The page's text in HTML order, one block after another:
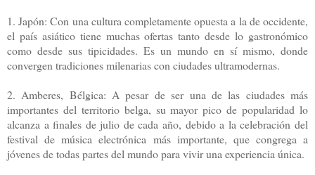
1. Japón: Con una cultura completamente opuesta a la de occidente,
el país asiático tiene muchas ofertas tanto desde lo gastronómico
como desde sus tipicidades. Es un mundo en sí mismo, donde
convergen tradiciones milenarias con ciudades ultramodernas.
2. Amberes, Bélgica: A pesar de ser una de las ciudades más
importantes del territorio belga, su mayor pico de popularidad lo
alcanza a finales de julio de cada año, debido a la celebración del
festival de música electrónica más importante, que congrega a
jóvenes de todas partes del mundo para vivir una experiencia única.